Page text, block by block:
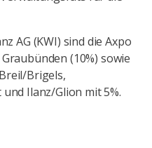
AG (KWI) sind die Axpo
(10%) sowie
Brigels,
Ilanz/Glion mit 5%.